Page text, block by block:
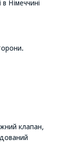
Німеччині
клапан,